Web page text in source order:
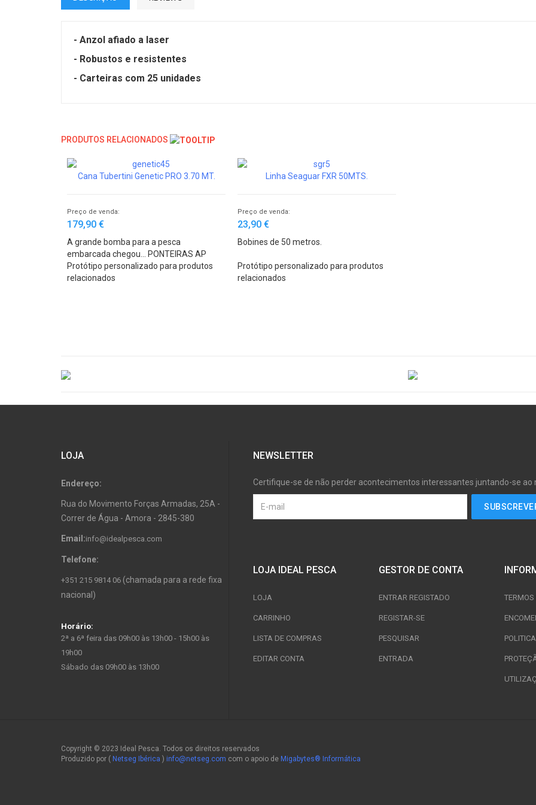
- Anzol afiado a laser
- Robustos e resistentes
- Carteiras com 25 unidades
PRODUTOS RELACIONADOS
Cana Tubertini Genetic PRO 3.70 MT.
Preço de venda:
179,90 €
A grande bomba para a pesca
embarcada chegou... PONTEIRAS AP
FLEX
Protótipo personalizado para produtos
relacionados
Linha Seaguar FXR 50MTS.
Preço de venda:
23,90 €
Bobines de 50 metros.
Protótipo personalizado para produtos
relacionados
LOJA
Endereço:
Rua do Movimento Forças Armadas, 25A -
Correr de Água - Amora - 2845-380
Email:info@idealpesca.com
Telefone:
+351 215 9814 06 (chamada para a rede fixa
nacional)
Horário:
2ª a 6ª feira das 09h00 às 13h00 - 15h00 às
19h00
Sábado das 09h00 às 13h00
NEWSLETTER
Certifique-se de não perder acontecimentos interessantes juntando-se ao
LOJA IDEAL PESCA
LOJA
CARRINHO
LISTA DE COMPRAS
EDITAR CONTA
GESTOR DE CONTA
ENTRAR REGISTADO
REGISTAR-SE
PESQUISAR
ENTRADA
TERMOS
Copyright © 2023 Ideal Pesca. Todos os direitos reservados
Produzido por ( Netseg Ibérica ) info@netseg.com com o apoio de Migabytes® Informática